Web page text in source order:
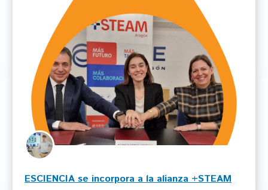
ESCIENCIA se incorpora a la alianza +STEAM